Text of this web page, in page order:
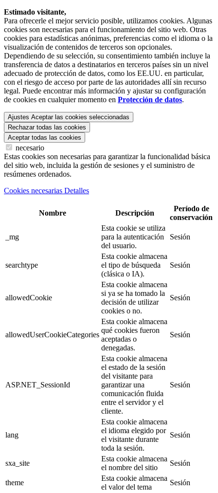
Estimado visitante,
Para ofrecerle el mejor servicio posible, utilizamos cookies. Algunas
cookies son necesarias para el funcionamiento del sitio web. Otras
cookies para estadísticas anónimas, preferencias como el idioma o la
visualización de contenidos de terceros son opcionales.
Dependiendo de su selección, su consentimiento también incluye la
transferencia de datos a destinatarios en terceros países sin un nivel
adecuado de protección de datos, como los EE.UU. en particular,
con el riesgo de acceso por parte de las autoridades allí sin recurso
legal. Puede encontrar más información y ajustar su configuración
de cookies en cualquier momento en Protección de datos.
Ajustes Aceptar las cookies seleccionadas
Rechazar todas las cookies
Aceptar todas las cookies
necesario
Estas cookies son necesarias para garantizar la funcionalidad básica
del sitio web, incluida la gestión de sesiones y el suministro de
resúmenes ordenados.
Cookies necesarias Detalles
Nombre Descripción
Período de
conservación
_mg
Esta cookie se utiliza
para la autenticación
del usuario.
Sesión
searchtype
Esta cookie almacena
el tipo de búsqueda
(clásica o IA).
Sesión
allowedCookie
Esta cookie almacena
si ya se ha tomado la
decisión de utilizar
cookies o no.
Sesión
allowedUserCookieCategories
Esta cookie almacena
qué cookies fueron
aceptadas o
denegadas.
Sesión
ASP.NET_SessionId
Esta cookie almacena
el estado de la sesión
del visitante para
garantizar una
comunicación fluida
entre el servidor y el
cliente.
Sesión
lang
Esta cookie almacena
el idioma elegido por
el visitante durante
toda la sesión.
Sesión
sxa_site
Esta cookie almacena
el nombre del sitio
Sesión
theme
Esta cookie almacena
el valor del tema
Sesión